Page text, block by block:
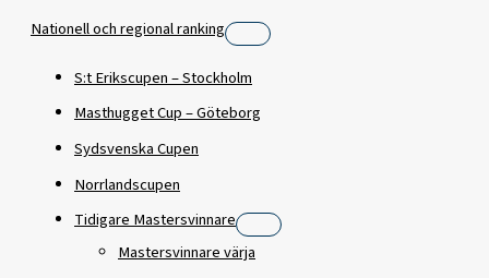
Nationell och regional ranking
S:t Erikscupen – Stockholm
Masthugget Cup – Göteborg
Sydsvenska Cupen
Norrlandscupen
Tidigare Mastersvinnare
Mastersvinnare värja